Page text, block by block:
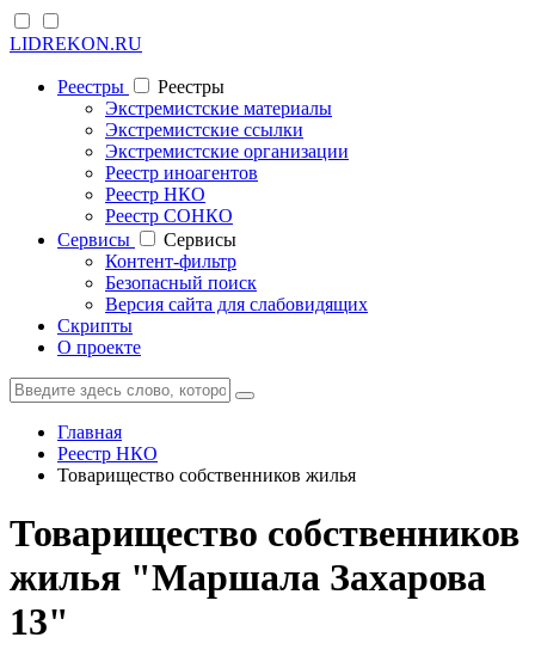
LIDREKON.RU
Реестры
Реестры
Экстремистские материалы
Экстремистские ссылки
Экстремистские организации
Реестр иноагентов
Реестр НКО
Реестр СОНКО
Cервисы
Cервисы
Контент-фильтр
Безопасный поиск
Версия сайта для слабовидящих
Скрипты
О проекте
Главная
Реестр НКО
Товарищество собственников жилья
Товарищество собственников
жилья "Маршала Захарова
13"